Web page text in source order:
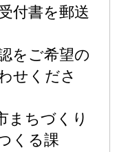
付書を郵送
をご希望の
せくださ
まちづくり
くる課